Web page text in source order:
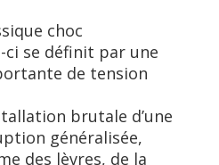
choc
ci se définit par une
de tension
brutale d’une
généralisée,
des lèvres, de la